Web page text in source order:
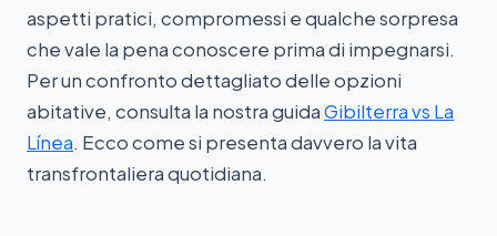
aspetti pratici, compromessi e qualche sorpresa
che vale la pena conoscere prima di impegnarsi.
Per un confronto dettagliato delle opzioni
abitative, consulta la nostra guidaGibilterra vs La
Línea. Ecco come si presenta davvero la vita
transfrontaliera quotidiana.